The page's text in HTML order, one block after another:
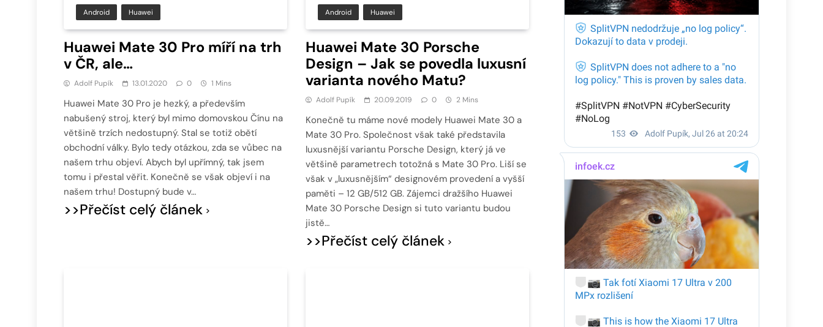
Android Huawei
Huawei Mate 30 Pro míří na trh
v ČR, ale…
Adolf Pupík 13.01.2020 0 1 Mins
Huawei Mate 30 Pro je hezký, a především
nabušený stroj, který byl mimo domovskou Čínu na
většině trzích nedostupný. Stal se totiž obětí
obchodní války. Bylo tedy otázkou, zda se vůbec na
našem trhu objeví. Abych byl upřímný, tak jsem
tomu i přestal věřit. Konečně se však objeví i na
našem trhu! Dostupný bude v…
>>Přečíst celý článek
Android Huawei
Huawei Mate 30 Porsche
Design – Jak se povedla luxusní
varianta nového Matu?
Adolf Pupík 20.09.2019 0 2 Mins
Konečně tu máme nové modely Huawei Mate 30 a
Mate 30 Pro. Společnost však také představila
luxusnější variantu Porsche Design, který já ve
většině parametrech totožná s Mate 30 Pro. Liší se
však v „luxusnějším“ designovém provedení a vyšší
paměti – 12 GB/512 GB. Zájemci dražšího Huawei
Mate 30 Porsche Design si tuto variantu budou
jistě…
>>Přečíst celý článek